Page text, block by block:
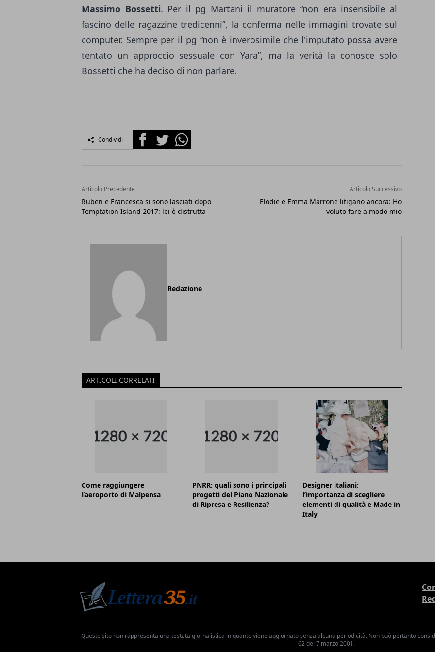
Massimo Bossetti. Per il pg Martani il muratore “non era insensibile al
fascino delle ragazzine tredicenni”, la conferma nelle immagini trovate sul
computer. Sempre per il pg “non è inverosimile che l'imputato possa avere
tentato un approccio sessuale con Yara”, ma la verità la conosce solo
Bossetti che ha deciso di non parlare.
Condividi FacebookTwitterWhatsapp
Articolo Precedente
Ruben e Francesca si sono lasciati dopo
Temptation Island 2017: lei è distrutta
Articolo Successivo
Elodie e Emma Marrone litigano ancora: Ho
voluto fare a modo mio
Redazione
ARTICOLI CORRELATI
Come raggiungere
l’aeroporto di Malpensa
PNRR: quali sono i principali
progetti del Piano Nazionale
di Ripresa e Resilienza?
Designer italiani:
l’importanza di scegliere
elementi di qualità e Made in
Italy
Questo sito non rappresenta una testata giornalistica in quanto viene aggiornato senza alcuna periodicità. Non può pertanto
62 del 7 marzo 2001.